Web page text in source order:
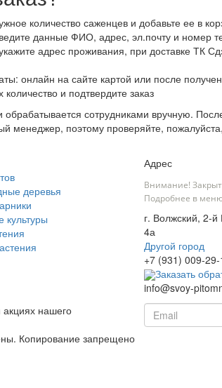
количество саженцев и добавьте ее в
данные ФИО, адрес, эл.почту и номер
адрес проживания, при доставке ТК
онлайн на сайте картой или после
и подтвердите заказ
обрабатывается сотрудниками вручную.
менеджер, поэтому проверяйте,
деревья
культуры
Адрес
Внимание!
Подробнее в
г. Волжский, 2-
4а
Другой город
+7 (931) 009-
Заказать
info@svoy-
акциях нашего
Копирование запрещено